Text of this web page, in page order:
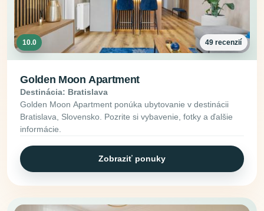
10.0 49 recenzií
Golden Moon Apartment
Destinácia: Bratislava
Golden Moon Apartment ponúka ubytovanie v destinácii
Bratislava, Slovensko. Pozrite si vybavenie, fotky a ďalšie
informácie.
Zobraziť ponuky